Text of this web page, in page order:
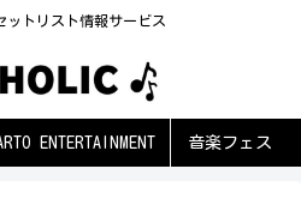
ットリスト情報サービス
ENTERTAINMENT 音楽フェス